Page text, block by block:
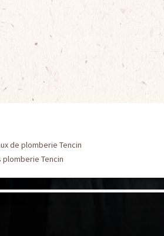
de plomberie Tencin
plomberie Tencin